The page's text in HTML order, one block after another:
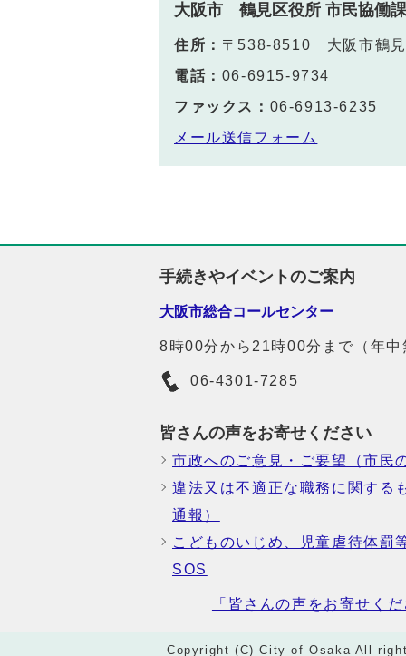
大阪市 鶴見区役所 市民協働
住所： 〒538-8510 大阪市鶴見
電話： 06-6915-9734
ファックス： 06-6913-6235
メール送信フォーム
手続きやイベントのご案内
大阪市総合コールセンター
8時00分から21時00分まで（年中
06-4301-7285
皆さんの声をお寄せください
市政へのご意見・ご要望（市民
違法又は不適正な職務に関する
通報）
こどものいじめ、児童虐待体罰
SOS
「皆さんの声をお寄せく
Copyright (C) City of Osaka All